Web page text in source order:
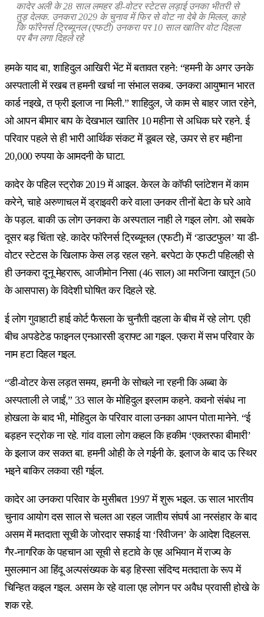
कादेर अली के 28 साल लमहर डी-वोटर स्टेटस लड़ाई उनका भीतरी से
तुड़ देलक. उनकरा 2029 के चुनाव में फिर से वोट ना देबे के मिलल, काहे
कि फॉरेनर्स ट्रिब्यूनल (एफटी) उनकरा पर 10 साल खातिर वोट दिहला
पर बैन लगा दिहले रहे
हमके याद बा, शाहिदुल आखिरी भेंट में बतावत रहने: “हमनी के अगर उनके
अस्पताली में रखब त हमनी खर्चा ना संभाल सकब. उनकरा आयुष्मान भारत
कार्ड नइखे, त फ्री इलाज ना मिली.” शाहिदुल, जे काम से बाहर जात रहेने,
ओ आपन बीमार बाप के देखभाल खातिर 10 महीना से अधिक घरे रहने. ई
परिवार पहले से ही भारी आर्थिक संकट में डूबल रहे, ऊपर से हर महीना
20,000 रुपया के आमदनी के घाटा.
कादेर के पहिल स्ट्रोक 2019 में आइल. केरल के कॉफी प्लांटेशन में काम
करेने, चाहे अरुणाचल में ड्राइवरी करे वाला उनकर तीनों बेटा के घरे आवे
के पड़ल. बाकी ऊ लोग उनकरा के अस्पताल नाही ले गइल लोग. ओ सबके
दूसर बड़ चिंता रहे. कादेर फॉरेनर्स ट्रिब्यूनल (एफटी) में ‘डाउटफुल’ या डी-
वोटर स्टेटस के खिलाफ केस लड़ रहल रहने. बरपेटा के एफटी पहिलही से
ही उनकरा दूनू मेहरारू, आजीमोन निसा (46 साल) आ मरजिना खातून (50
के आसपास) के विदेशी घोषित कर दिहले रहे.
ई लोग गुवाहाटी हाई कोर्ट फैसला के चुनौती दहला के बीच में रहे लोग. एही
बीच अपडेटेड फाइनल एनआरसी ड्राफ्ट आ गइल. एकरा में सभ परिवार के
नाम हटा दिहल गइल.
“डी-वोटर केस लड़त समय, हमनी के सोचले ना रहनी कि अब्बा के
अस्पताली ले जाईं,” 33 साल के मोहिदुल इस्लाम कहने. कवनो संबंध ना
होखला के बाद भी, मोहिदुल के परिवार वाला उनका आपन पोता मानेने. “ई
बड़हन स्ट्रोक ना रहे. गांव वाला लोग कहल कि हकीम ‘एकतरफा बीमारी’
के इलाज कर सकत बा. हमनी ओही के ले गईनी के. इलाज के बाद ऊ स्थिर
भइने बाकिर लकवा रही गईल.
कादेर आ उनकरा परिवार के मुसीबत 1997 में शुरू भइल. ऊ साल भारतीय
चुनाव आयोग दस साल से चलत आ रहल जातीय संघर्ष आ नरसंहार के बाद
असम में मतदाता सूची के जोरदार सफाई या ‘रिवीजन’ के आदेश दिहलस.
गैर-नागरिक के पहचान आ सूची से हटावे के एह अभियान में राज्य के
मुसलमान आ हिंदू अल्पसंख्यक के बड़ हिस्सा संदिग्द मतदाता के रूप में
चिन्हित कइल गइल. असम के रहे वाला एह लोगन पर अवैध प्रवासी होखे के
शक रहे.